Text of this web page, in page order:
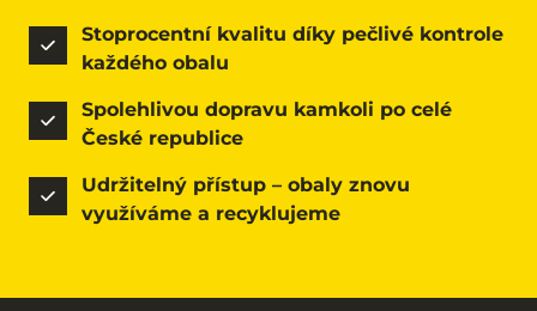
Stoprocentní kvalitu díky pečlivé kontrole
každého obalu
Spolehlivou dopravu kamkoli po celé
České republice
Udržitelný přístup – obaly znovu
využíváme a recyklujeme